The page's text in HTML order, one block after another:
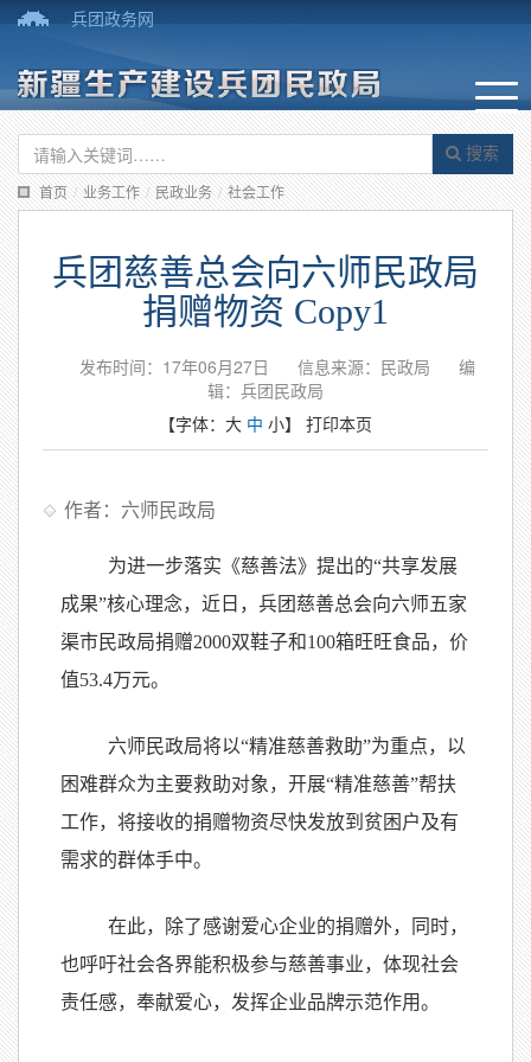
兵团政务网
搜索
首页 / 业务工作 / 民政业务 / 社会工作
兵团慈善总会向六师民政局
捐赠物资 Copy1
发布时间：17年06月27日 信息来源：民政局
编
辑：兵团民政局
【字体： 大 中 小】 打印本页
作者：六师民政局
为进一步落实《慈善法》提出的“共享发展
成果”核心理念， 近日，兵团慈善总会向六师五家
渠市民政局捐赠2000双鞋子和100箱旺旺食品，价
值53.4万元。
六师民政局将以“精准慈善救助”为重点， 以
困难群众为主要救助对象，开展“精准慈善”帮扶
工作，将接收的捐赠物资尽快发放到贫困户及有
需求的群体手中。
在此，除了感谢爱心企业的捐赠外，同时，
也呼吁社会各界能积极参与慈善事业，体现社会
责任感，奉献爱心，发挥企业品牌示范作用。